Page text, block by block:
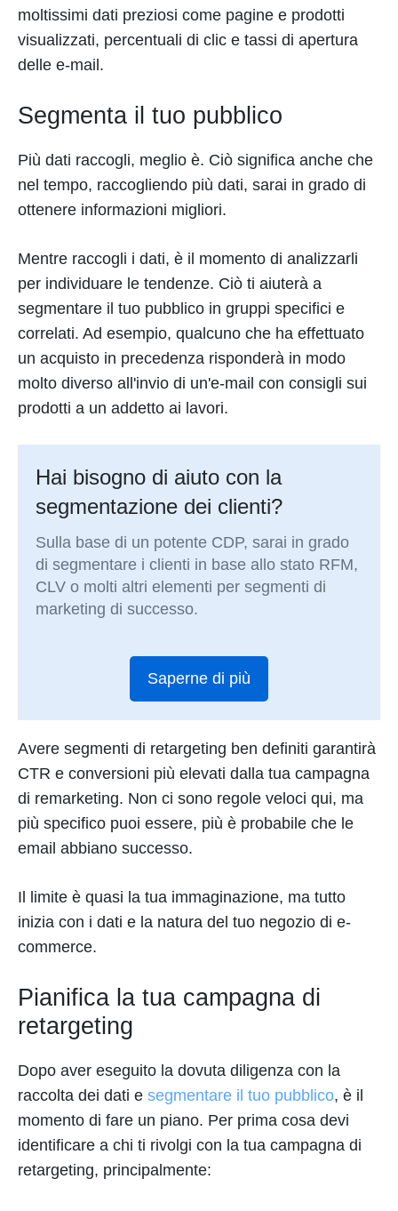
moltissimi dati preziosi come pagine e prodotti
visualizzati, percentuali di clic e tassi di apertura
delle e-mail.
Segmenta il tuo pubblico
Più dati raccogli, meglio è. Ciò significa anche che
nel tempo, raccogliendo più dati, sarai in grado di
ottenere informazioni migliori.
Mentre raccogli i dati, è il momento di analizzarli
per individuare le tendenze. Ciò ti aiuterà a
segmentare il tuo pubblico in gruppi specifici e
correlati. Ad esempio, qualcuno che ha effettuato
un acquisto in precedenza risponderà in modo
molto diverso all'invio di un'e-mail con consigli sui
prodotti a un addetto ai lavori.
Hai bisogno di aiuto con la
segmentazione dei clienti?
Sulla base di un potente CDP, sarai in grado
di segmentare i clienti in base allo stato RFM,
CLV o molti altri elementi per segmenti di
marketing di successo.
Saperne di più
Avere segmenti di retargeting ben definiti garantirà
CTR e conversioni più elevati dalla tua campagna
di remarketing. Non ci sono regole veloci qui, ma
più specifico puoi essere, più è probabile che le
email abbiano successo.
Il limite è quasi la tua immaginazione, ma tutto
inizia con i dati e la natura del tuo negozio di e-
commerce.
Pianifica la tua campagna di
retargeting
Dopo aver eseguito la dovuta diligenza con la
raccolta dei dati e segmentare il tuo pubblico, è il
momento di fare un piano. Per prima cosa devi
identificare a chi ti rivolgi con la tua campagna di
retargeting, principalmente: